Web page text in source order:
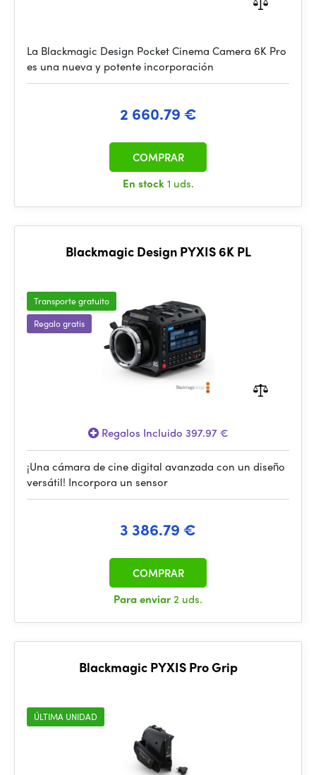
La Blackmagic Design Pocket Cinema Camera 6K Pro
es una nueva y potente incorporación
2 660.79 €
En stock1 uds.
COMPRAR
Blackmagic Design PYXIS 6K PL
Transporte gratuito
Regalo gratis
Regalos Incluido 397.97 €
¡Una cámara de cine digital avanzada con un diseño
versátil! Incorpora un sensor
3 386.79 €
Para enviar2 uds.
COMPRAR
Blackmagic PYXIS Pro Grip
ÚLTIMA UNIDAD